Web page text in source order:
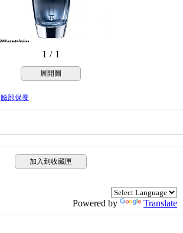
1 / 1
展開圖
臉部保養
加入到收藏匣
Powered by Translate